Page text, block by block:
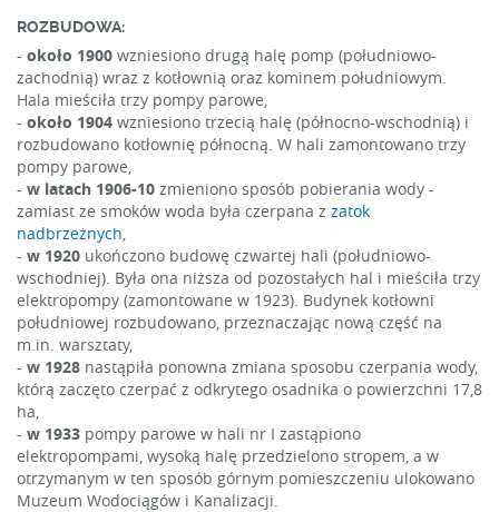
ROZBUDOWA:
- około 1900 wzniesiono drugą halę pomp (południowo-
zachodnią) wraz z kotłownią oraz kominem południowym.
Hala mieściła trzy pompy parowe,
- około 1904 wzniesiono trzecią halę (północno-wschodnią) i
rozbudowano kotłownię północną. W hali zamontowano trzy
pompy parowe,
- w latach 1906-10 zmieniono sposób pobierania wody -
zamiast ze smoków woda była czerpana z zatok
nadbrzeżnych
- w 1920 ukończono budowę czwartej hali (południowo-
wschodniej). Była ona niższa od pozostałych hal i mieściła trzy
elektropompy (zamontowane w 1923). Budynek kotłowni
południowej rozbudowano, przeznaczając nową część na
m.in. warsztaty,
- w 1928 nastąpiła ponowna zmiana sposobu czerpania wody,
którą zaczęto czerpać z odkrytego osadnika o powierzchni 17,8
ha,
- w 1933 pompy parowe w hali nr I zastąpiono
elektropompami, wysoką halę przedzielono stropem, a w
otrzymanym w ten sposób górnym pomieszczeniu ulokowano
Muzeum Wodociągów i Kanalizacji.